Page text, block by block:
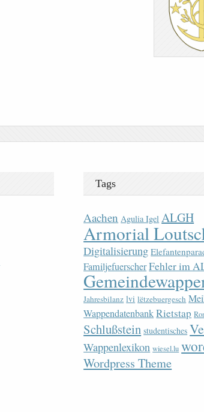
Tags
Aachen Agulia Igel ALGH
Armorial
Digitalisierung
FamiljefuerscherFehler im
Jahresbilanz lvi lëtzebuergesch
WappendatenbankRietstap
Schlußstein studentisches
Wappenlexikon wiesel.lu
Wordpress Theme